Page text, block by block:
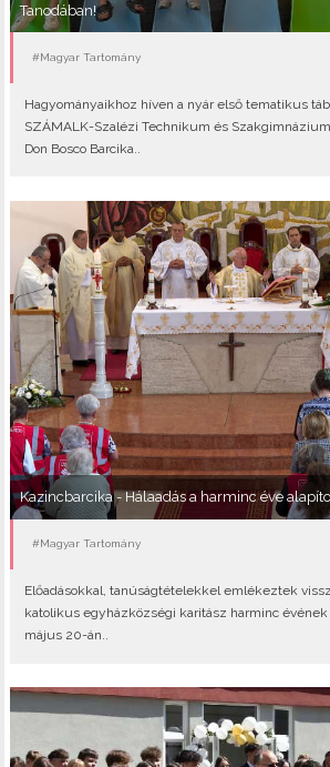
Tanodában!
#Magyar Tartomány
Hagyományaikhoz híven a nyár első tematikus
SZÁMALK-Szalézi Technikum és
Don Bosco Barcika..
Kazincbarcika - Hálaadás a harminc éve
#Magyar Tartomány
Előadásokkal, tanúságtételekkel emlékeztek
katolikus egyházközségi karitász harminc
május 20-án..